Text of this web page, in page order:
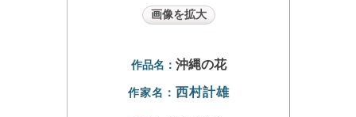
画像を拡大
作品名： 沖縄の花
作家名： 西村計雄